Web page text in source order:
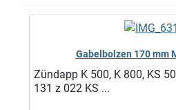
Gabelbolzen 170 mm
Zündapp K 500, K 800, KS
131 z 022 KS ...